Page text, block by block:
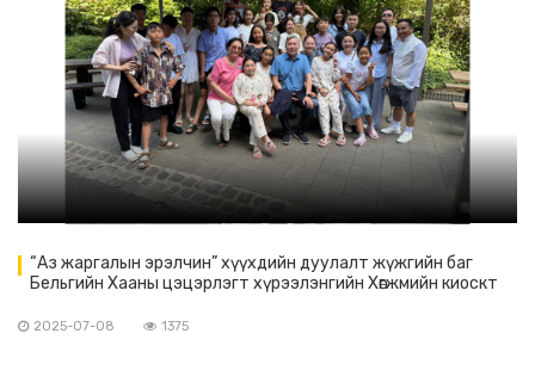
“Аз жаргалын эрэлчин” хүүхдийн дуулалт жүжгийн баг
Бельгийн Хааны цэцэрлэгт хүрээлэнгийн Хөгжмийн киоскт
2025-07-08 1375